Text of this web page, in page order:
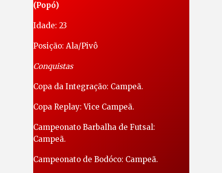
(Popó)
Idade: 23
Posição: Ala/Pivô
Conquistas
Copa da Integração: Campeã.
Copa Replay: Vice Campeã.
Campeonato Barbalha de Futsal:
Campeã.
Campeonato de Bodóco: Campeã.